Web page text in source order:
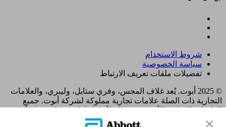
شروط الاستخدام
سياسة الخصوصية
تفضيلات ملفات تعريف الارتباط
© 2025 أبوت. يُعد غلاف المجس، وفري ستايل، وليبري، والعلامات
التجارية ذات الصلة علامات تجارية مملوكة لشركة أبوت. جميع
العلامات التجارية الأخرى هي ملك لأصحابها. لا يجوز استخدام أي
علامة تجارية، أو اسم تجاري، أو تصميم تجاري مملوك لشركة أبوت